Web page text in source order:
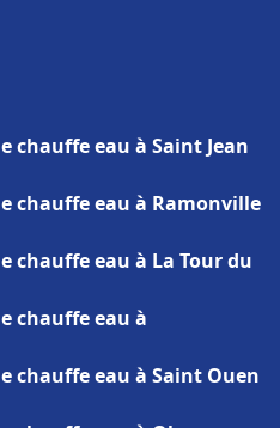
eau à Saint Jean
chauffe eau à Ramonville
chauffe eau à La Tour du
chauffe eau à
chauffe eau à Saint Ouen